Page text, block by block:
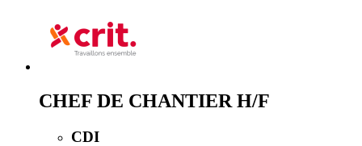
CHEF DE CHANTIER H/F
CDI